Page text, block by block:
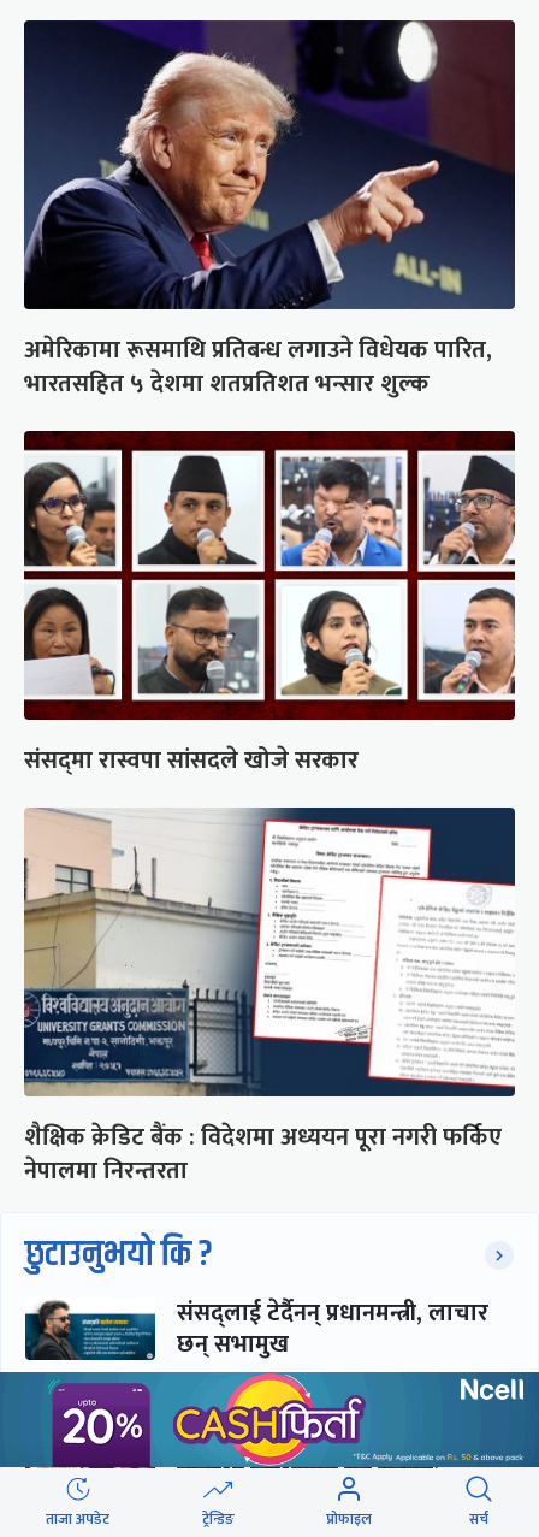
अमेरिकामा रूसमाथि प्रतिबन्ध लगाउने विधेयक पारित,
भारतसहित ५ देशमा शतप्रतिशत भन्सार शुल्क
संसद्‍मा रास्वपा सांसदले खोजे सरकार
शैक्षिक क्रेडिट बैंक : विदेशमा अध्ययन पूरा नगरी फर्किए
नेपालमा निरन्तरता
छुटाउनुभयो कि ?
संसद्लाई टेर्दैनन् प्रधानमन्त्री, लाचार
छन् सभामुख
‘अस्थायी प्रकृतिको अध्यादेशले ऐनको
व्यवस्था विस्थापित गर्न सक्दैन’
ताजा अपडेट ट्रेन्डिङ प्रोफाइल सर्च